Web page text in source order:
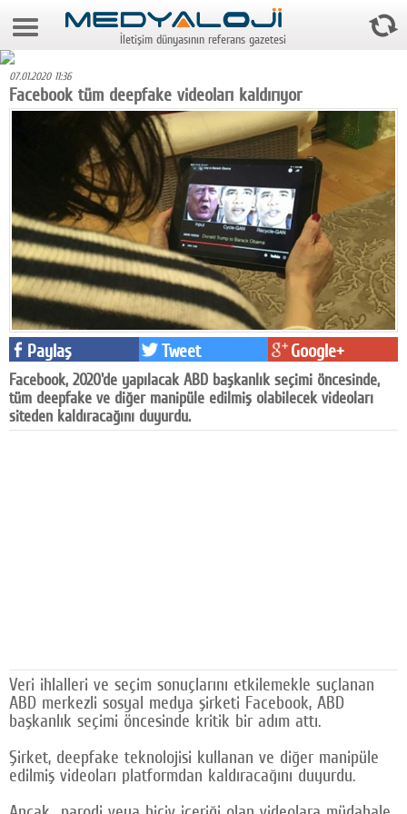
6 Ağustos 2026 23:33:58
Foto Galeri
Video Galeri
Gazeteler
Medya
Reyting-tiraj
Teknoloji
Televizyon
Dünya
Pr
Facebook
Künye
SOSYAL MEDYA
Facebook
İletişim dünyasının referans gazetesi
07.01.2020 11:36
Facebook tüm deepfake videoları kaldırıyor
Paylaş Tweet Google+
Facebook, 2020'de yapılacak ABD başkanlık seçimi öncesinde,
tüm deepfake ve diğer manipüle edilmiş olabilecek videoları
siteden kaldıracağını duyurdu.
Veri ihlalleri ve seçim sonuçlarını etkilemekle suçlanan
ABD merkezli sosyal medya şirketi Facebook, ABD
başkanlık seçimi öncesinde kritik bir adım attı.
Şirket, deepfake teknolojisi kullanan ve diğer manipüle
edilmiş videoları platformdan kaldıracağını duyurdu.